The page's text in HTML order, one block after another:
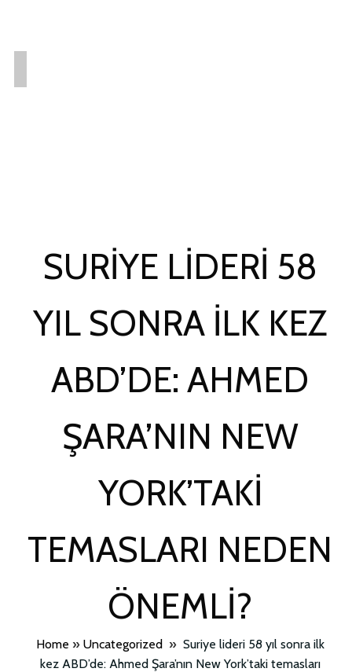
SURIYE LIDERI 58
YIL SONRA ILK KEZ
ABD’DE: AHMED
ŞARA’NIN NEW
YORK’TAKI
TEMASLARI NEDEN
ÖNEMLI?
Home » Uncategorized » Suriye lideri 58 yıl sonra ilk
kez ABD’de: Ahmed Şara’nın New York’taki temasları